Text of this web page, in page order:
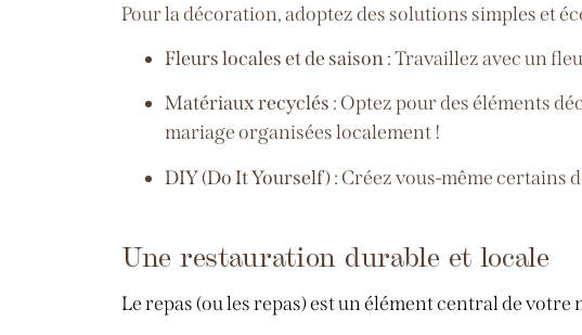
Pour la décoration, adoptez des solutions simples et
Fleurs locales et de saison : Travaillez avec un
Matériaux recyclés : Optez pour des éléments
mariage organisées localement !
DIY (Do It Yourself): Créez vous-même certains
Une restauration durable et locale
Le repas (ou les repas) est un élément central de